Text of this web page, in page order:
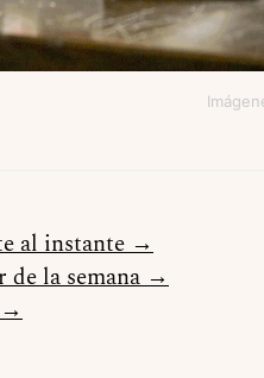
al instante →
de la semana →
→